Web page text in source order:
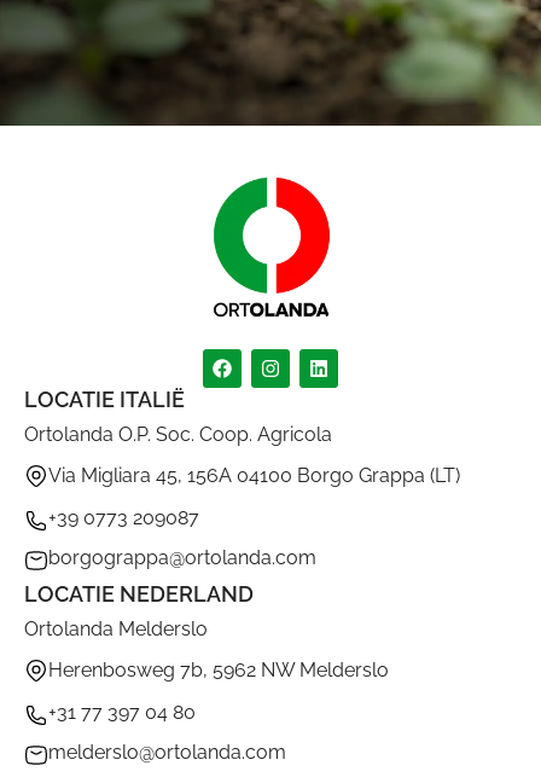
LOCATIE ITALIË
Ortolanda O.P. Soc. Coop. Agricola
Via Migliara 45, 156A 04100 Borgo Grappa (LT)
+39 0773 209087
borgograppa@ortolanda.com
LOCATIE NEDERLAND
Ortolanda Melderslo
Herenbosweg 7b, 5962 NW Melderslo
+31 77 397 04 80
melderslo@ortolanda.com